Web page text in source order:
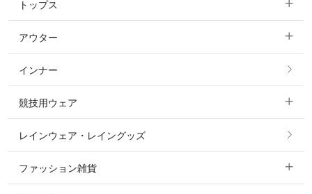
すべてのキュロット
フルグリップ・尻革 キュロット
ニーグリップ・膝革 キュロット
トップス
すべてのトップス
ポロシャツ
カットソー・Tシャツ・タンクトップ
アウター
すべてのアウター
コート
ジャケット・ブルゾン
インナー
競技用ウェア
すべての競技用ウェア
ショージャケット
レインウェア・レイングッズ
ファッション雑貨